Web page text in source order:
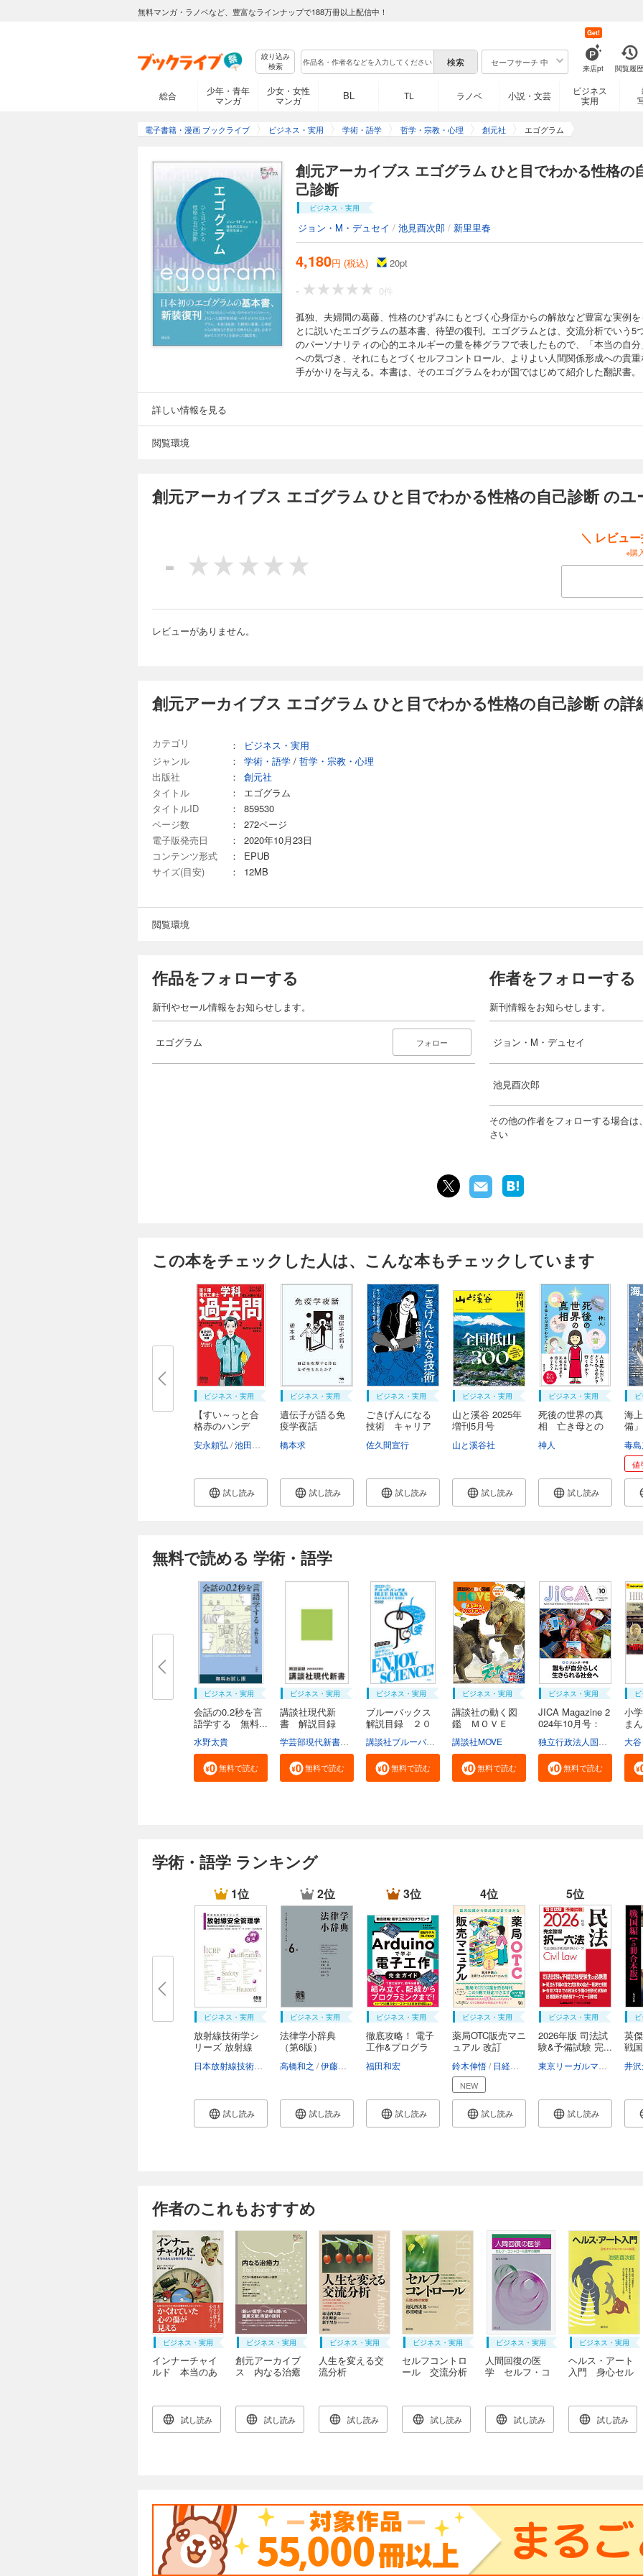
無料マンガ・ラノベなど、豊富なラインナップで188万冊以上配信中！
絞り込み
検索
セーフサーチ 中
来店pt
Get!
閲覧履歴
総合
少年・青年
マンガ
少女・女性
マンガ
BL TL ラノベ 小説・文芸
ビジネス
実用
電子書籍・漫画 ブックライブ ビジネス・実用 学術・語学 哲学・宗教・心理 創元社 エゴグラム
創元アーカイブス エゴグラム ひと目でわかる性格の
己診断
ビジネス・実用
ジョン・M・デュセイ / 池見酉次郎 / 新里里春
4,180円 (税込) 20pt
-
0件
孤独、夫婦間の葛藤、性格のひずみにもとづく心身症からの解放など豊富な実例
とに説いたエゴグラムの基本書、待望の復刊。エゴグラムとは、交流分析でいう5
のパーソナリティの心的エネルギーの量を棒グラフで表したもので、「本当の自
への気づき、それにもとづくセルフコントロール、よりよい人間関係形成への貴
手がかりを与える。本書は、そのエゴグラムをわが国ではじめて紹介した翻訳書。
詳しい情報を見る
閲覧環境
創元アーカイブス エゴグラム ひと目でわかる性格の自己診断 の
-
＼ レビュ
※購
レビューがありません。
創元アーカイブス エゴグラム ひと目でわかる性格の自己診断 の詳
カテゴリ ：
ビジネス・実用
ジャンル
： 学術・語学 / 哲学・宗教・心理
出版社
：
創元社
タイトル
：
エゴグラム
タイトルID
：
859530
ページ数
：
272ページ
電子版発売日
：
2020年10月23日
コンテンツ形式
：
EPUB
サイズ(目安)
： 12MB
閲覧環境
作品をフォローする
新刊やセール情報をお知らせします。
エゴグラム フォロー
作者をフォローする
新刊情報をお知らせします。
ジョン・M・デュセイ
池見酉次郎
その他の作者をフォローする場合
さい
この本をチェックした人は、こんな本もチェックしています
ビジネス・実用
【すい～っと合
格赤のハンデ
安永頼弘 池田紀芳
試し読み
ビジネス・実用
遺伝子が語る免
疫学夜話
橋本求
試し読み
ビジネス・実用
ごきげんになる
技術 キャリア
佐久間宣行
試し読み
ビジネス・実用
山と溪谷 2025年
増刊5月号
山と溪谷社
試し読み
ビジネス・実用
死後の世界の真
相 亡き母との
神人
試し読み
海
備
毒
値
無料で読める 学術・語学
ビジネス・実用
会話の0.2秒を言
語学する 無料...
水野太貴
無料で読む
ビジネス・実用
講談社現代新
書 解説目録
無料で読む
ビジネス・実用
ブルーバックス
解説目録 ２０
講談社ブルーバックス
無料で読む
ビジネス・実用
講談社の動く図
鑑 ＭＯＶＥ
講談社MOVE
無料で読む
ビジネス・実用
JICA Magazine 2
024年10月号：
無料で読む
小
ま
大
学術・語学 ランキング
1位
ビジネス・実用
放射線技術学シ
リーズ 放射線
磯辺智範 清水秀雄 南一幸 鈴木昇一 西谷源展
試し読み
2位
ビジネス・実用
法律学小辞典
（第6版）
高橋和之 伊藤眞 小早川光郎 山口厚
試し読み
3位
ビジネス・実用
徹底攻略！ 電子
工作&プログラ
福田和宏
試し読み
4位
ビジネス・実用
薬局OTC販売マニ
ュアル 改訂
鈴木伸悟 日経ドラッグインフォメーション
NEW
試し読み
5位
ビジネス・実用
2026年版 司法試
験&予備試験 完...
試し読み
英
戦
井
作者のこれもおすすめ
ビジネス・実用
インナーチャイ
ルド 本当のあ
試し読み
ビジネス・実用
創元アーカイブ
ス 内なる治癒
い医学
試し読み
ビジネス・実用
人生を変える交
流分析
試し読み
ビジネス・実用
セルフコントロ
ール 交流分析
試し読み
ビジネス・実用
人間回復の医
学 セルフ・コ
試し読み
ビジネス・実用
ヘルス・アート
入門 身心セル
試し読み